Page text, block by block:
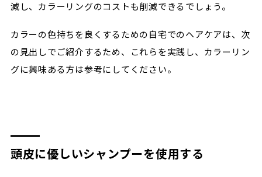
減し、カラーリングのコストも削減できるでしょう。
カラーの色持ちを良くするための自宅でのヘアケアは、次
の見出しでご紹介するため、これらを実践し、カラーリン
グに興味ある方は参考にしてください。
頭皮に優しいシャンプーを使用する